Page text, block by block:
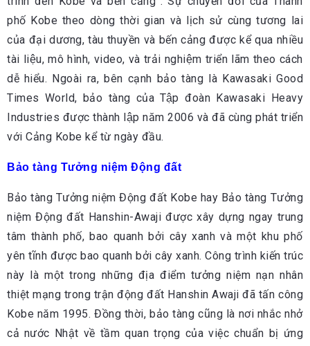
phố Kobe theo dòng thời gian và lịch sử cùng tương lai
của đại dương, tàu thuyền và bến cảng được kể qua nhiều
tài liệu, mô hình, video, và trải nghiệm triển lãm theo cách
dễ hiểu. Ngoài ra, bên cạnh bảo tàng là Kawasaki Good
Times World, bảo tàng của Tập đoàn Kawasaki Heavy
Industries được thành lập năm 2006 và đã cùng phát triển
với Cảng Kobe kể từ ngày đầu.
Bảo tàng Tưởng niệm Động đất
Bảo tàng Tưởng niệm Động đất Kobe hay Bảo tàng Tưởng
niệm Động đất Hanshin-Awaji được xây dựng ngay trung
tâm thành phố, bao quanh bởi cây xanh và một khu phố
yên tĩnh được bao quanh bởi cây xanh. Công trình kiến trúc
này là một trong những địa điểm tưởng niệm nạn nhân
thiệt mạng trong trận động đất Hanshin Awaji đã tấn công
Kobe năm 1995. Đồng thời, bảo tàng cũng là nơi nhắc nhở
cả nước Nhật về tầm quan trọng của việc chuẩn bị ứng